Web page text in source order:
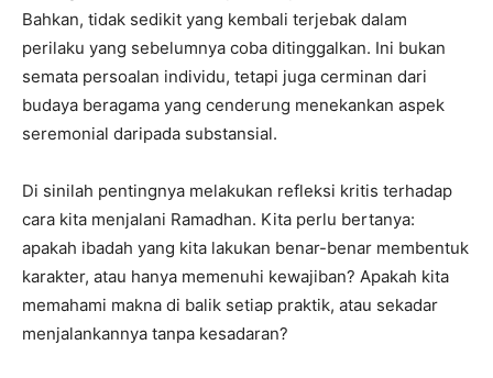
Bahkan, tidak sedikit yang kembali terjebak dalam
perilaku yang sebelumnya coba ditinggalkan. Ini bukan
semata persoalan individu, tetapi juga cerminan dari
budaya beragama yang cenderung menekankan aspek
seremonial daripada substansial.
Di sinilah pentingnya melakukan refleksi kritis terhadap
cara kita menjalani Ramadhan. Kita perlu bertanya:
apakah ibadah yang kita lakukan benar-benar membentuk
karakter, atau hanya memenuhi kewajiban? Apakah kita
memahami makna di balik setiap praktik, atau sekadar
menjalankannya tanpa kesadaran?